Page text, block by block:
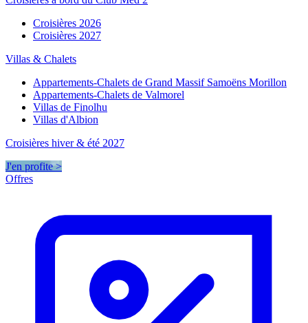
Croisières 2026
Croisières 2027
Villas & Chalets
Appartements-Chalets de Grand Massif Samoëns Morillon
Appartements-Chalets de Valmorel
Villas de Finolhu
Villas d'Albion
Croisières hiver & été 2027
J'en profite >
Offres